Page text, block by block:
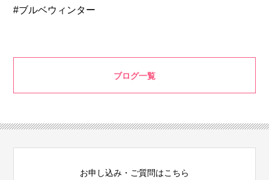
#ブルベウィンター
ブログ一覧
お申し込み・ご質問はこちら